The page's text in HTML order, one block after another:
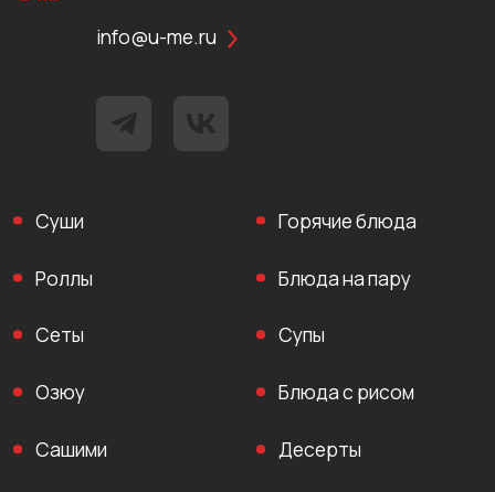
info@u-me.ru
Суши
Роллы
Сеты
Озюу
Сашими
Горячие блюда
Блюда на пару
Супы
Блюда с рисом
Десерты